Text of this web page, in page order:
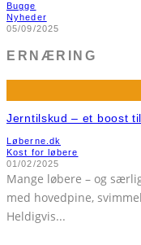
Bugge
Nyheder
05/09/2025
ERNÆRING
Jerntilskud – et boost
Løberne.dk
Kost for løbere
01/02/2025
Mange løbere – og
med hovedpine,
Heldigvis...